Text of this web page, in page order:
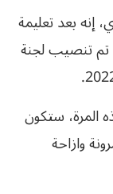
إنه بعد تعليمة
تم تنصيب لجنة
المرة، ستكون
وازاحة